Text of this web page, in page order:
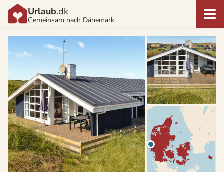
Urlaub.dk
Gemeinsam nach Dänemark